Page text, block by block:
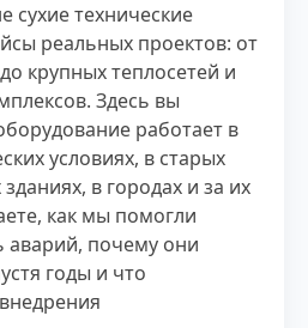
сухие технические
реальных проектов: от
крупных теплосетей и
Здесь вы
работает в
условиях, в старых
в городах и за их
как мы помогли
аварий, почему они
годы и что